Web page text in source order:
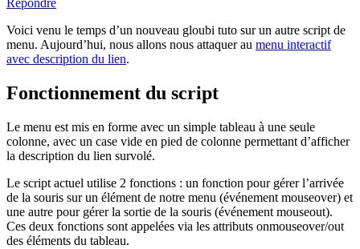
Répondre
Voici venu le temps d’un nouveau gloubi tuto sur un autre script de
menu. Aujourd’hui, nous allons nous attaquer au menu interactif
avec description du lien.
Fonctionnement du script
Le menu est mis en forme avec un simple tableau à une seule
colonne, avec un case vide en pied de colonne permettant d’afficher
la description du lien survolé.
Le script actuel utilise 2 fonctions : un fonction pour gérer l’arrivée
de la souris sur un élément de notre menu (événement mouseover) et
une autre pour gérer la sortie de la souris (événement mouseout).
Ces deux fonctions sont appelées via les attributs onmouseover/out
des éléments du tableau.